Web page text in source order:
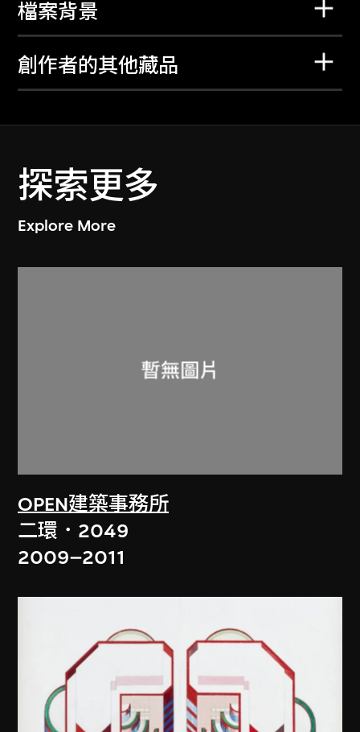
檔案背景
創作者的其他藏品
探索更多
Explore More
OPEN建築事務所
二環．2049
2009–2011